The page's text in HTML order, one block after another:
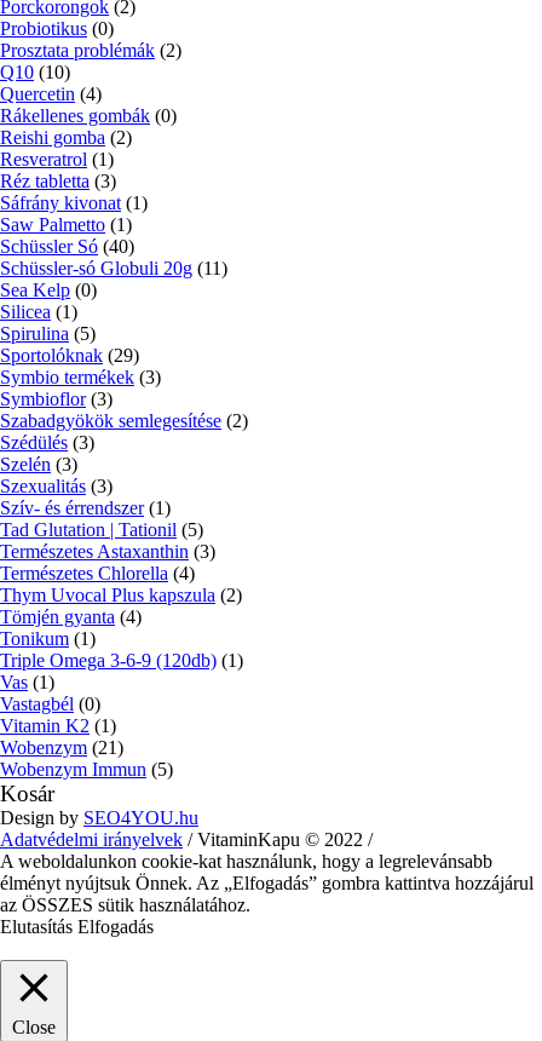
Porckorongok (2)
Probiotikus (0)
Prosztata problémák (2)
Q10 (10)
Quercetin (4)
Rákellenes gombák (0)
Reishi gomba (2)
Resveratrol (1)
Réz tabletta (3)
Sáfrány kivonat (1)
Saw Palmetto (1)
Schüssler Só (40)
Schüssler-só Globuli 20g (11)
Sea Kelp (0)
Silicea (1)
Spirulina (5)
Sportolóknak (29)
Symbio termékek (3)
Symbioflor (3)
Szabadgyökök semlegesítése (2)
Szédülés (3)
Szelén (3)
Szexualitás (3)
Szív- és érrendszer (1)
Tad Glutation | Tationil (5)
Természetes Astaxanthin (3)
Természetes Chlorella (4)
Thym Uvocal Plus kapszula (2)
Tömjén gyanta (4)
Tonikum (1)
Triple Omega 3-6-9 (120db) (1)
Vas (1)
Vastagbél (0)
Vitamin K2 (1)
Wobenzym (21)
Wobenzym Immun (5)
Kosár
Design by SEO4YOU.hu
Adatvédelmi irányelvek / VitaminKapu © 2022 /
A weboldalunkon cookie-kat használunk, hogy a legrelevánsabb
élményt nyújtsuk Önnek. Az „Elfogadás” gombra kattintva hozzájárul
az ÖSSZES sütik használatához.
Elutasítás Elfogadás
Close